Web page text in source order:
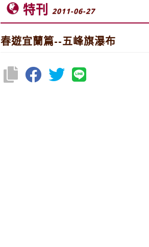
特刊 2011-06-27
春遊宜蘭篇--五峰旗瀑布